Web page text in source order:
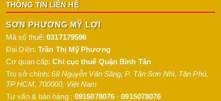
THÔNG TIN LIÊN HỆ
SƠN PHƯƠNG MỸ LỢI
Mã số thuế:0317179596
Đại Diện: Trần Thị Mỹ Phương
Cơ quan cấp:Chi cục thuế Quận Bình Tân
Trụ sở chính:68 Nguyễn Văn Săng, P. Tân Sơn Nhì, Tân Phú,
TP HCM, 700000, Việt Nam
Tư vấn & bán hàng : 0915078076 -0915078076